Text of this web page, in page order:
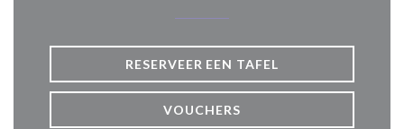
RESERVEER EEN TAFEL
VOUCHERS